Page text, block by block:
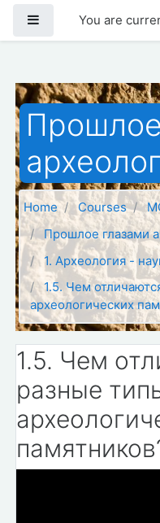
Side panelYou are
Home Courses
Прошлое глазами
1. Археология -
1.5. Чем
археологических
1.5. Чем
разные